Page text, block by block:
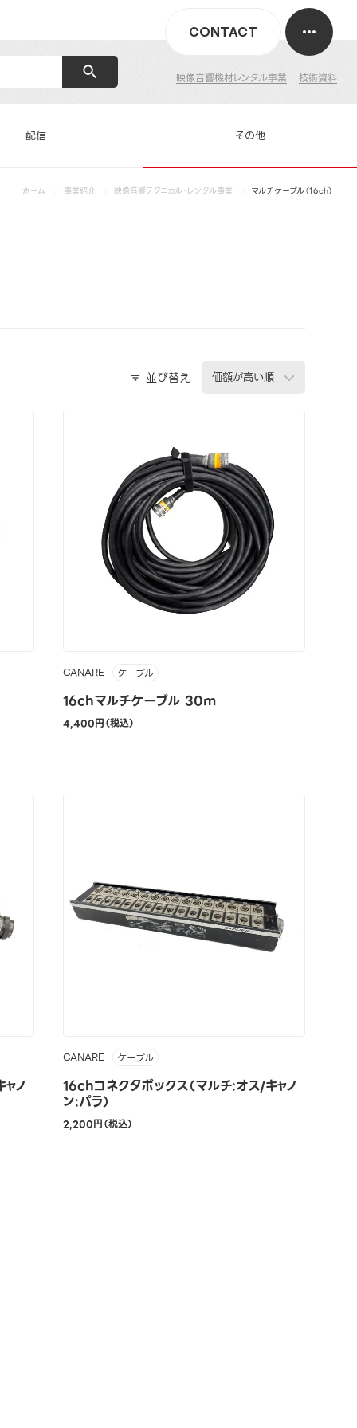
映像音響機材レンタル事業 技術資料
CONTACT
配信 その他
ホーム 事業紹介 映像音響テクニカル・レンタル事業 マルチケーブル（16ch）
並び替え
CANARE ケーブル
16chマルチケーブル 30m
4,400円（税込）
ノ
CANARE ケーブル
16chコネクタボックス（マルチ:オス/キャノ
ン:パラ）
2,200円（税込）